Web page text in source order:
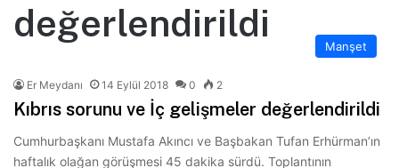
değerlendirildi
Manşet
Er Meydanı 14 Eylül 2018 0 2
Kıbrıs sorunu ve İç gelişmeler değerlendirildi
Cumhurbaşkanı Mustafa Akıncı ve Başbakan Tufan Erhürman’ın
haftalık olağan görüşmesi 45 dakika sürdü. Toplantının